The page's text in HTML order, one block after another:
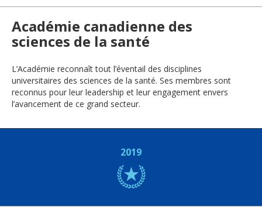
Académie canadienne des
sciences de la santé
L’Académie reconnaît tout l’éventail des disciplines
universitaires des sciences de la santé. Ses membres sont
reconnus pour leur leadership et leur engagement envers
l’avancement de ce grand secteur.
2019